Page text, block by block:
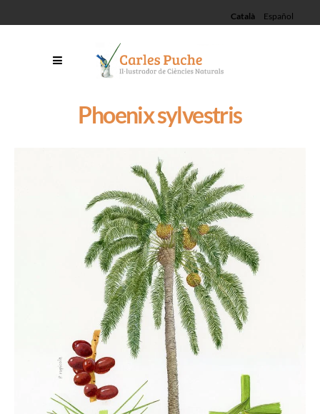
Català Español
Phoenix sylvestris